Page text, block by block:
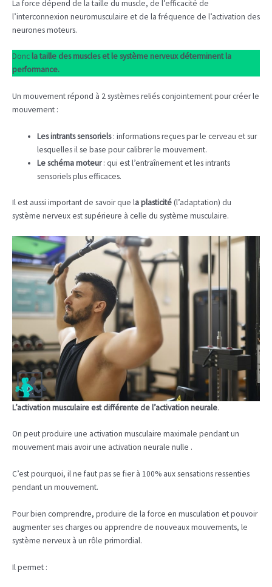
La force dépend de la taille du muscle, de l’efficacité de
l’interconnexion neuromusculaire et de la fréquence de l’activation des
neurones moteurs.
Donc la taille des muscles et le système nerveux déterminent la
performance.
Un mouvement répond à 2 systèmes reliés conjointement pour créer le
mouvement :
Les intrants sensoriels: informations reçues par le cerveau et sur
lesquelles il se base pour calibrer le mouvement.
Le schéma moteur: qui est l’entraînement et les intrants
sensoriels plus efficaces.
Il est aussi important de savoir que la plasticité(l’adaptation) du
système nerveux est supérieure à celle du système musculaire.
L’activation musculaire est différente de l’activation neurale.
On peut produire une activation musculaire maximale pendant un
mouvement mais avoir une activation neurale nulle .
C’est pourquoi, il ne faut pas se fier à 100% aux sensations ressenties
pendant un mouvement.
Pour bien comprendre, produire de la force en musculation et pouvoir
augmenter ses charges ou apprendre de nouveaux mouvements, le
système nerveux à un rôle primordial.
Il permet :